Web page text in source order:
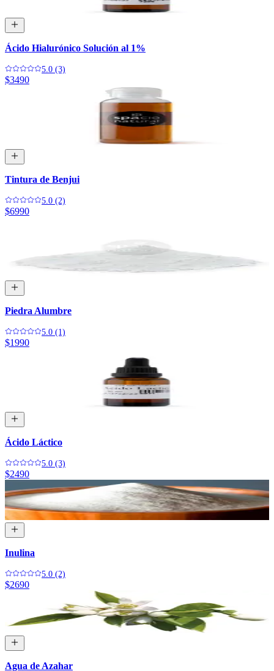
Ácido Hialurónico Solución al 1%
5.0 (3)
$3490
Tintura de Benjui
5.0 (2)
$6990
Piedra Alumbre
5.0 (1)
$1990
Ácido Láctico
5.0 (3)
$2490
Inulina
5.0 (2)
$2690
Agua de Azahar